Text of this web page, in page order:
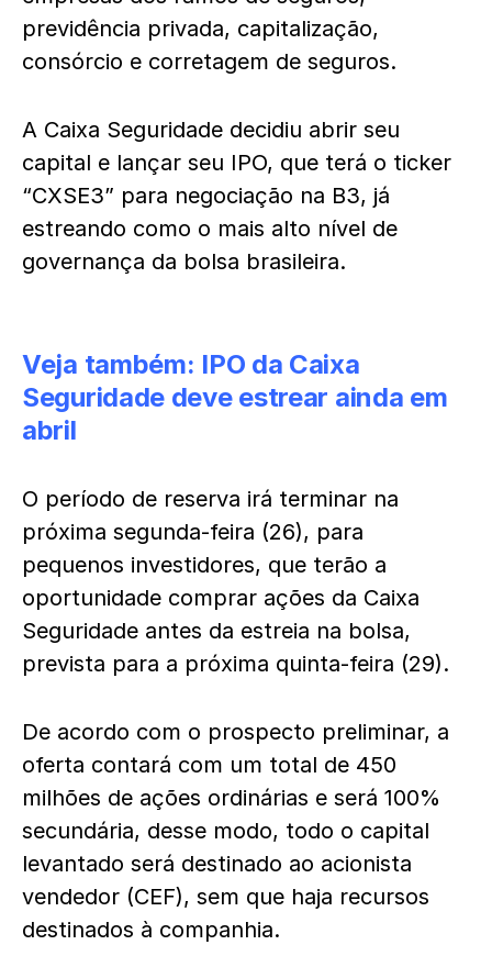
previdência privada, capitalização,
consórcio e corretagem de seguros.
A Caixa Seguridade decidiu abrir seu
capital e lançar seu IPO, que terá o ticker
“CXSE3” para negociação na B3, já
estreando como o mais alto nível de
governança da bolsa brasileira.
Veja também: IPO da Caixa
Seguridade deve estrear ainda em
abril
O período de reserva irá terminar na
próxima segunda-feira (26), para
pequenos investidores, que terão a
oportunidade comprar ações da Caixa
Seguridade antes da estreia na bolsa,
prevista para a próxima quinta-feira (29).
De acordo com o prospecto preliminar, a
oferta contará com um total de 450
milhões de ações ordinárias e será 100%
secundária, desse modo, todo o capital
levantado será destinado ao acionista
vendedor (CEF), sem que haja recursos
destinados à companhia.